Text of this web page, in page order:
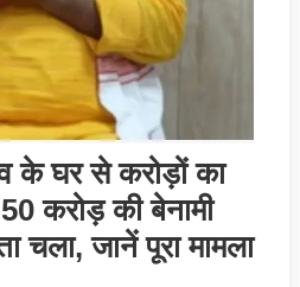
के घर से करोड़ों का
करोड़ की बेनामी
चला, जानें पूरा मामला